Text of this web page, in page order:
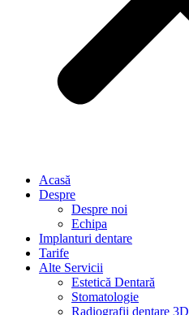
Acasă
Despre
Despre noi
Echipa
Implanturi dentare
Tarife
Alte Servicii
Estetică Dentară
Stomatologie
Radiografii dentare 3D